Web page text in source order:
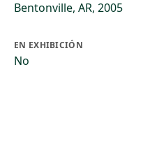
Bentonville, AR, 2005
EN EXHIBICIÓN
No